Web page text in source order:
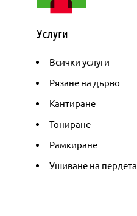
Услуги
Всички услуги
Рязане на дърво
Кантиране
Тониране
Рамкиране
Ушиване на пердета